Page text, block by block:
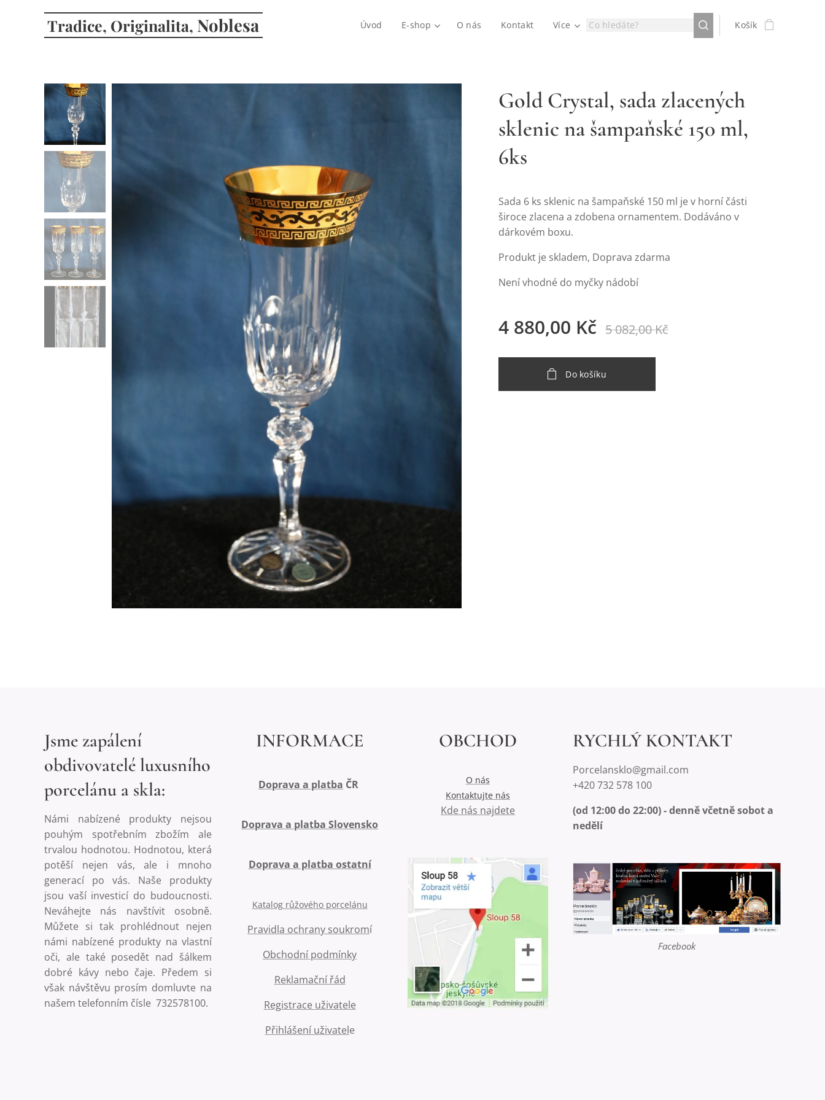
Tradice, Originalita, Noblesa Úvod E-shop O nás Kontakt Více Košík
Gold Crystal, sada zlacených
sklenic na šampaňské 150 ml,
6ks
Sada 6 ks sklenic na šampaňské 150 ml je v horní části
široce zlacena a zdobena ornamentem. Dodáváno v
dárkovém boxu.
Produkt je skladem, Doprava zdarma
Není vhodné do myčky nádobí
4 880,00 Kč 5 082,00Kč
Do košíku
Jsme zapálení
obdivovatelé luxusního
porcelánu a skla:
Námi nabízené produkty nejsou
pouhým spotřebním zbožím ale
trvalou hodnotou. Hodnotou, která
potěší nejen vás, ale i mnoho
generací po vás. Naše produkty
jsou vaší investicí do budoucnosti.
Neváhejte nás navštívit osobně.
Můžete si tak prohlédnout nejen
námi nabízené produkty na vlastní
oči, ale také posedět nad šálkem
dobré kávy nebo čaje. Předem si
však návštěvu prosím domluvte na
našem telefonním čísle 732578100.
INFORMACE
Doprava a platba ČR
Doprava a platba Slovensko
Doprava a platba ostatní
Katalog růžového porcelánu
Pravidla ochrany soukromí
Obchodní podmínky
Reklamační řád
Registrace uživatele
Přihlášení uživatele
OBCHOD
O nás
Kontaktujte nás
Kde nás najdete
RYCHLÝ KONTAKT
Porcelansklo@gmail.com
+420 732 578 100
(od 12:00 do 22:00) - denně včetně sobot a
nedělí
Facebook